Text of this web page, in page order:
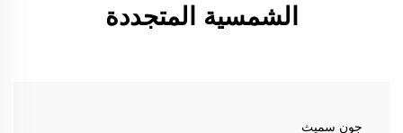
الشمسية المتجددة
جون سميث